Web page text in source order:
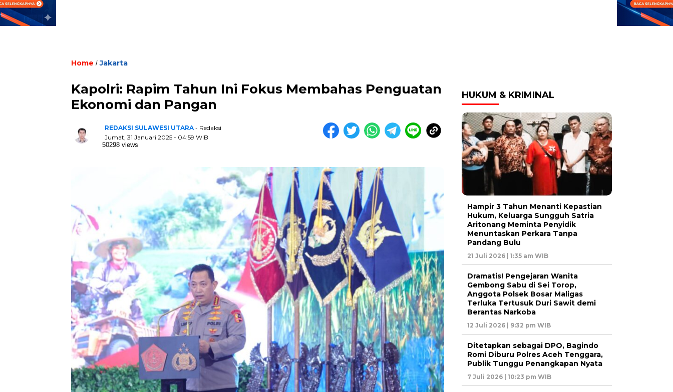
Home /Jakarta
Kapolri: Rapim Tahun Ini Fokus Membahas Penguatan
Ekonomi dan Pangan
REDAKSI SULAWESI UTARA - Redaksi
Jumat, 31 Januari 2025 - 04:59 WIB
50298 views
HUKUM & KRIMINAL
Hampir 3 Tahun Menanti Kepastian
Hukum, Keluarga Sungguh Satria
Aritonang Meminta Penyidik
Menuntaskan Perkara Tanpa
Pandang Bulu
21 Juli 2026 | 1:35 am WIB
Dramatis! Pengejaran Wanita
Gembong Sabu di Sei Torop,
Anggota Polsek Bosar Maligas
Terluka Tertusuk Duri Sawit demi
Berantas Narkoba
12 Juli 2026 | 9:32 pm WIB
Ditetapkan sebagai DPO, Bagindo
Romi Diburu Polres Aceh Tenggara,
Publik Tunggu Penangkapan Nyata
7 Juli 2026 | 10:23 pm WIB